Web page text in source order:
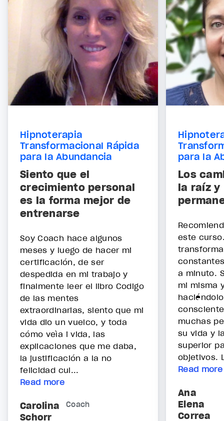
Hipnoterapia
Transformacional Rápida
para la Abundancia
Siento que el
crecimiento personal
es la forma mejor de
entrenarse
Soy Coach hace algunos
meses y luego de hacer mi
certificación, de ser
despedida en mi trabajo y
finalmente leer el libro Codigo
de las mentes
extraordinarias, siento que mi
vida dio un vuelco, y toda
cómo veìa i vida, las
explicaciones que me daba,
la justificación a la no
felicidad cul...
Read more
Carolina
Schorr
Coach
para la
Los
la raíz y
este
a minuto.
mi misma
muchas
su vida y
superior
objetivos.
Read more
Ana
Elena
Correa